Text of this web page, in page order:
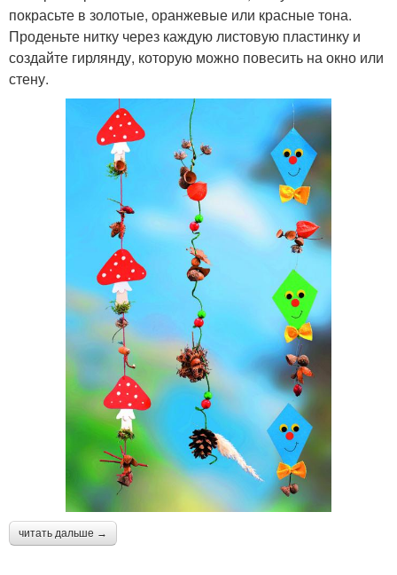
покрасьте в золотые, оранжевые или красные тона.
Проденьте нитку через каждую листовую пластинку и
создайте гирлянду, которую можно повесить на окно или
стену.
читать дальше →